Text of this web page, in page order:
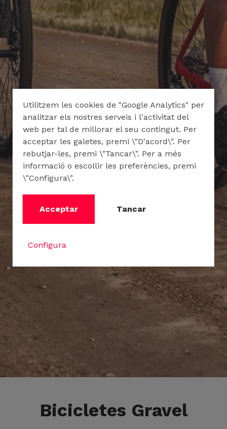
Bicicletes Gravel
Utilitzem les cookies de "Google Analytics" per
analitzar els nostres serveis i l'activitat del
web per tal de millorar el seu contingut. Per
acceptar les galetes, premi \"D'acord\". Per
rebutjar-les, premi \"Tancar\". Per a més
informació o escollir les preferències, premi
\"Configura\".
Acceptar Tancar
Configura